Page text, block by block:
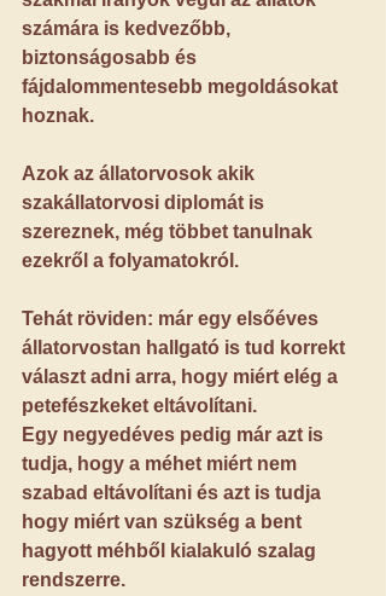
számára is kedvezőbb,
biztonságosabb és
fájdalommentesebb megoldásokat
hoznak.
Azok az állatorvosok akik
szakállatorvosi diplomát is
szereznek, még többet tanulnak
ezekről a folyamatokról.
Tehát röviden: már egy elsőéves
állatorvostan hallgató is tud korrekt
választ adni arra, hogy miért elég a
petefészkeket eltávolítani.
Egy negyedéves pedig már azt is
tudja, hogy a méhet miért nem
szabad eltávolítani és azt is tudja
hogy miért van szükség a bent
hagyott méhből kialakuló szalag
rendszerre.